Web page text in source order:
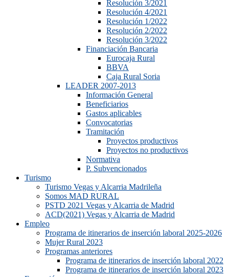
Resolución 3/2021
Resolución 4/2021
Resolución 1/2022
Resolución 2/2022
Resolución 3/2022
Financiación Bancaria
Eurocaja Rural
BBVA
Caja Rural Soria
LEADER 2007-2013
Información General
Beneficiarios
Gastos aplicables
Convocatorias
Tramitación
Proyectos productivos
Proyectos no productivos
Normativa
P. Subvencionados
Turismo
Turismo Vegas y Alcarria Madrileña
Somos MAD RURAL
PSTD 2021 Vegas y Alcarria de Madrid
ACD(2021) Vegas y Alcarria de Madrid
Empleo
Programa de itinerarios de inserción laboral 2025-2026
Mujer Rural 2023
Programas anteriores
Programa de itinerarios de inserción laboral 2022
Programa de itinerarios de inserción laboral 2023